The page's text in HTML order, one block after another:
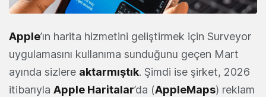
Apple’ın harita hizmetini geliştirmek için Surveyor
uygulamasını kullanıma sunduğunu geçen Mart
ayında sizlere aktarmıştık. Şimdi ise şirket, 2026
itibarıyla Apple Haritalar’da (AppleMaps) reklam